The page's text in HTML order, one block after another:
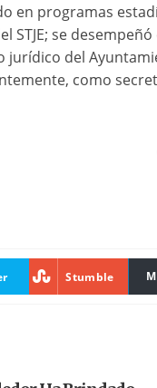
en programas
STJE; se
jurídico del
como
Stumble